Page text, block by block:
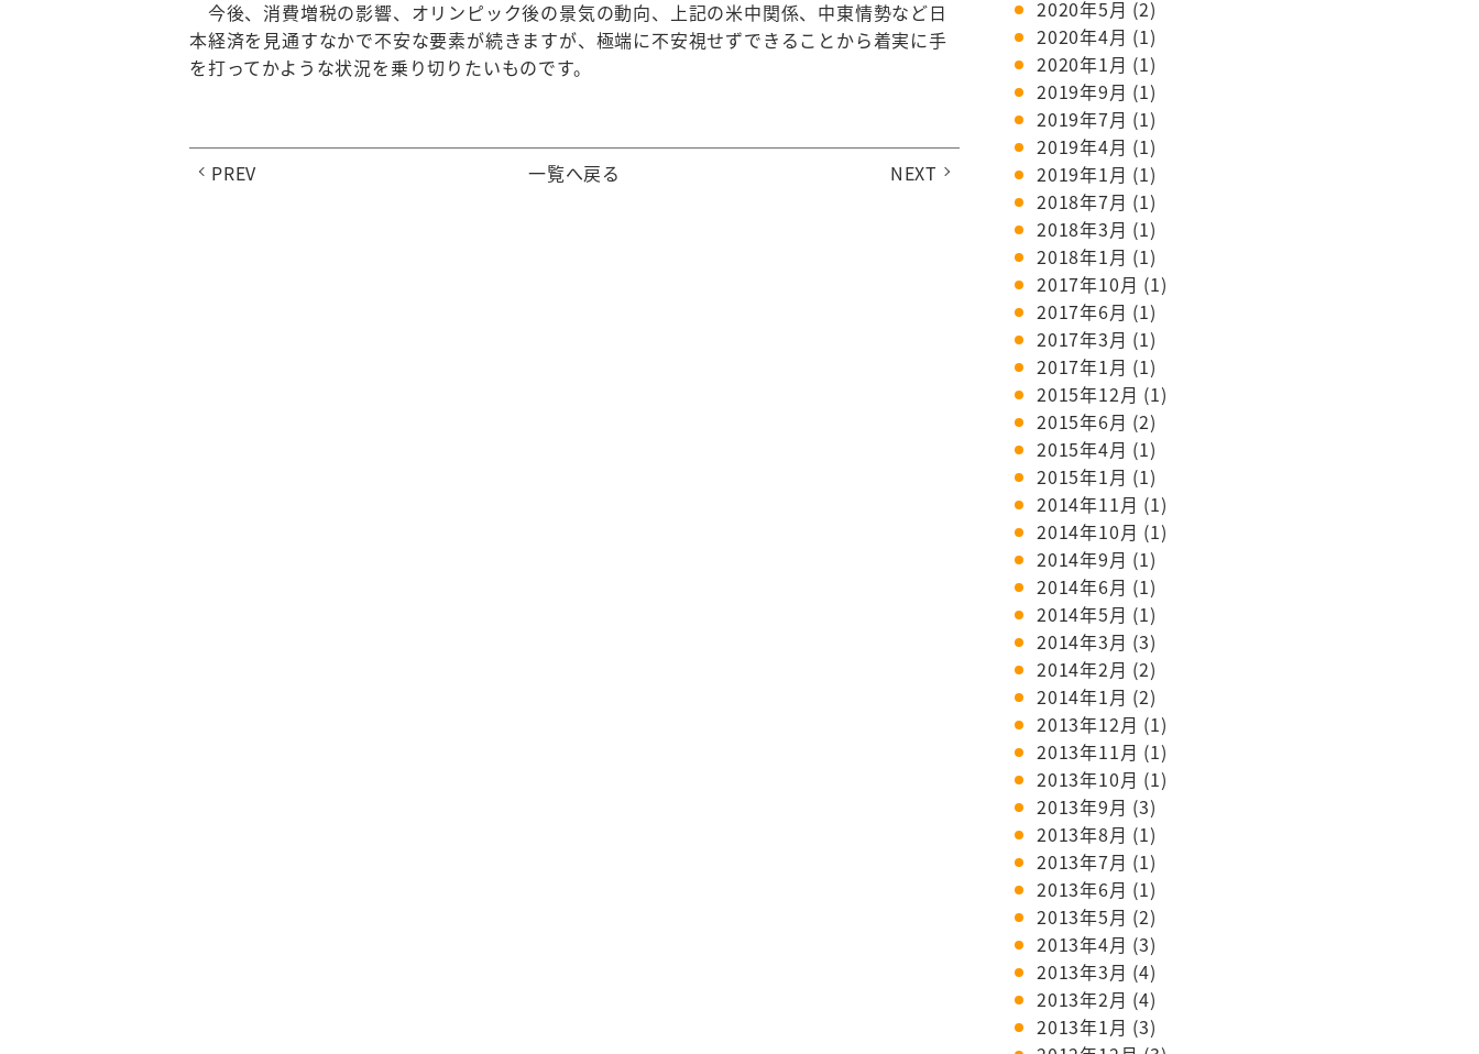
今後、消費増税の影響、オリンピック後の景気の動向、上記の米中関係、中東情勢など日
本経済を見通すなかで不安な要素が続きますが、極端に不安視せずできることから着実に手
を打ってかような状況を乗り切りたいものです。
PREV 一覧へ戻る NEXT
2020年5月 (2)
2020年4月 (1)
2020年1月 (1)
2019年9月 (1)
2019年7月 (1)
2019年4月 (1)
2019年1月 (1)
2018年7月 (1)
2018年3月 (1)
2018年1月 (1)
2017年10月 (1)
2017年6月 (1)
2017年3月 (1)
2017年1月 (1)
2015年12月 (1)
2015年6月 (2)
2015年4月 (1)
2015年1月 (1)
2014年11月 (1)
2014年10月 (1)
2014年9月 (1)
2014年6月 (1)
2014年5月 (1)
2014年3月 (3)
2014年2月 (2)
2014年1月 (2)
2013年12月 (1)
2013年11月 (1)
2013年10月 (1)
2013年9月 (3)
2013年8月 (1)
2013年7月 (1)
2013年6月 (1)
2013年5月 (2)
2013年4月 (3)
2013年3月 (4)
2013年2月 (4)
2013年1月 (3)